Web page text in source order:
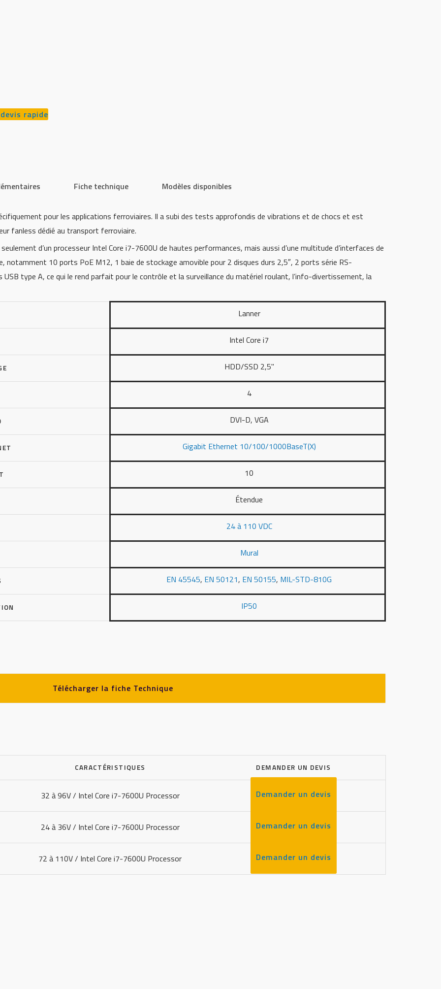
rapide
Fiche technique Modèles disponibles
pour les applications ferroviaires. Il a subi des tests approfondis de vibrations et de chocs et est
fanless dédié au transport ferroviaire.
d’un processeur Intel Core i7-7600U de hautes performances, mais aussi d’une multitude d’interfaces de
notamment 10 ports PoE M12, 1 baie de stockage amovible pour 2 disques durs 2,5″, 2 ports série RS-
type A, ce qui le rend parfait pour le contrôle et la surveillance du matériel roulant, l’info-divertissement, la
Lanner
Intel Core i7
HDD/SSD 2,5"
4
DVI-D, VGA
Gigabit Ethernet 10/100/1000BaseT(X)
10
Étendue
24 à 110 VDC
Mural
EN 45545, EN 50121, EN 50155, MIL-STD-810G
IP50
Télécharger la fiche Technique
CARACTÉRISTIQUES DEMANDER UN DEVIS
32 à 96V / Intel Core i7-7600U Processor Demander un devis
24 à 36V / Intel Core i7-7600U Processor Demander un devis
72 à 110V / Intel Core i7-7600U Processor Demander un devis